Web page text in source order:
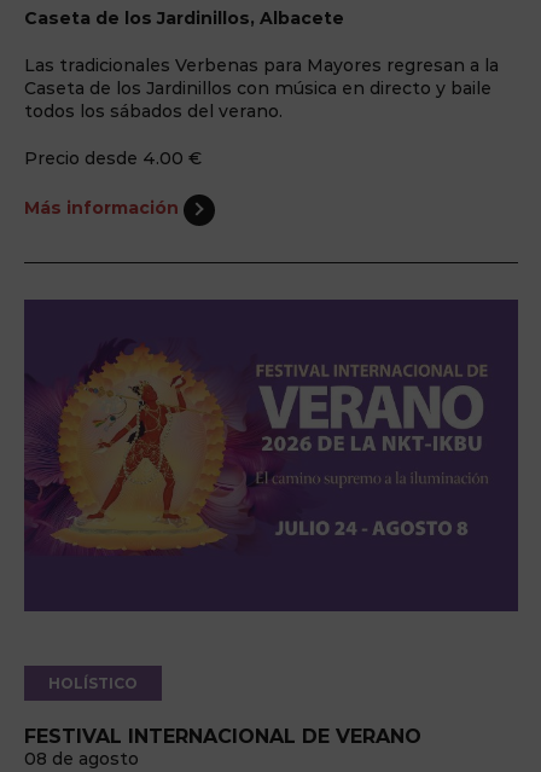
Caseta de los Jardinillos, Albacete
Las tradicionales Verbenas para Mayores regresan a la
Caseta de los Jardinillos con música en directo y baile
todos los sábados del verano.
Precio desde 4.00 €
Más información
HOLÍSTICO
FESTIVAL INTERNACIONAL DE VERANO
08 de agosto